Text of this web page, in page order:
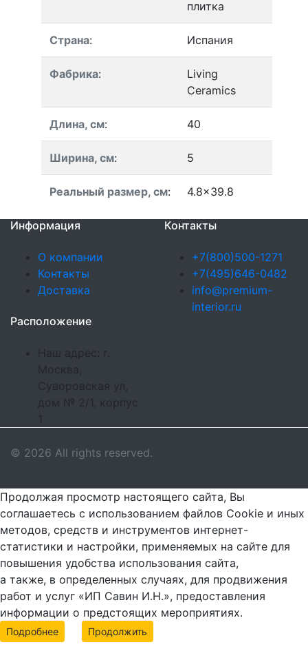
плитка
Страна: Испания
Фабрика:
Living
Ceramics
Длина, см: 40
Ширина, см: 5
Реальный размер, см: 4.8x39.8
Информация
О компании
Контакты
Доставка
Контакты
+7(800)500-1271
+7(495)646-0482
info@premium-
interior.ru
Расположение
Наш адрес: г.
Москва,
Суворовская ул,
дом № 2/1, корпус
© 2026 All rights reserved.
Продолжая просмотр настоящего сайта, Вы
соглашаетесь с использованием файлов Cookie и иных
методов, средств и инструментов интернет-
статистики и настройки, применяемых на сайте для
повышения удобства использования сайта,
а также, в определенных случаях, для продвижения
работ и услуг «ИП Савин И.Н.», предоставления
информации о предстоящих мероприятиях.
Подробнее Продолжить